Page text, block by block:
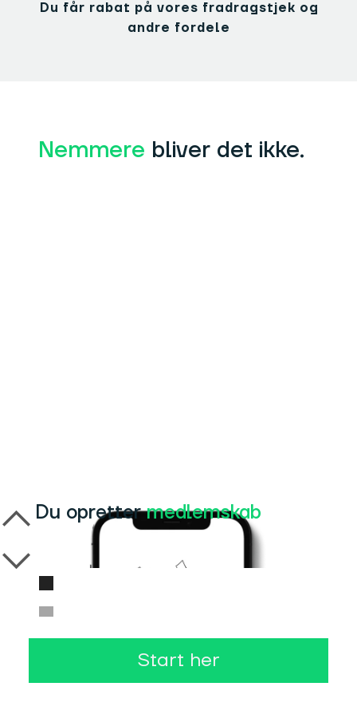
Du får rabat på vores fradragstjek og
andre fordele
Nemmere bliver det ikke.
Du oprettermedlemskab
Start her